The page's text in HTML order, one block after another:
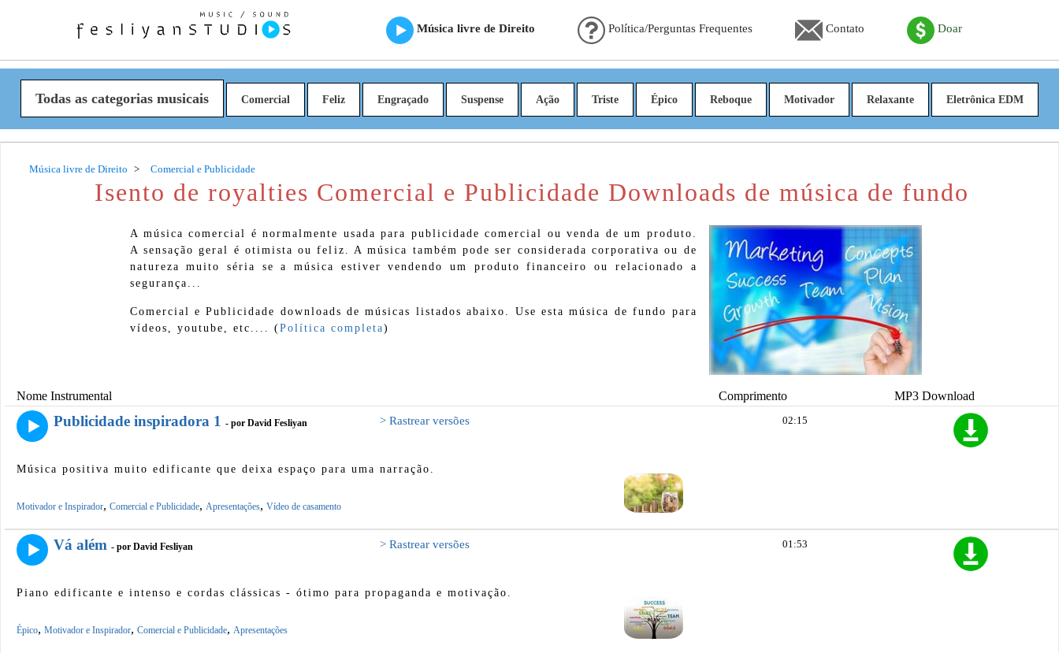
Música livre de Direito Política/Perguntas Frequentes Contato Doar
Todas as categorias musicais Comercial Feliz Engraçado Suspense Ação Triste Épico Reboque Motivador Relaxante Eletrônica EDM
Música livre de Direito Comercial e Publicidade
Isento de royalties Comercial e Publicidade Downloads de música de fundo
A música comercial é normalmente usada para publicidade comercial ou venda de um produto.
A sensação geral é otimista ou feliz. A música também pode ser considerada corporativa ou de
natureza muito séria se a música estiver vendendo um produto financeiro ou relacionado a
segurança...
Comercial e Publicidade downloads de músicas listados abaixo. Use esta música de fundo para
vídeos, youtube, etc.... (Política completa)
Nome Instrumental Comprimento MP3 Download
Publicidade inspiradora 1 - por David Fesliyan > Rastrear versões
Música positiva muito edificante que deixa espaço para uma narração.
Motivador e Inspirador, Comercial e Publicidade, Apresentações, Vídeo de casamento
02:15
Vá além - por David Fesliyan > Rastrear versões
Piano edificante e intenso e cordas clássicas - ótimo para propaganda e motivação.
Épico, Motivador e Inspirador, Comercial e Publicidade, Apresentações
01:53